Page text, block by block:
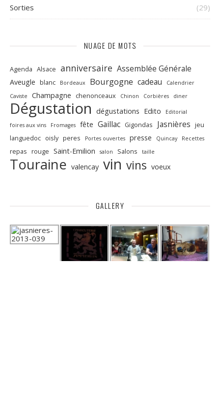
Sorties (29)
NUAGE DE MOTS
Agenda Alsace anniversaire Assemblée Générale
Aveugle blanc Bordeaux Bourgogne cadeau
Calendrier
Caviste
Champagne chenonceaux Chinon Corbières diner
Dégustation dégustations Edito
Editorial
foires aux vins
Fromages fête Gaillac Gigondas Jasnières jeu
languedoc oisly peres Portes ouvertes presse Quincay Recettes
repas rouge Saint-Emilion salon Salons taille
Touraine valencay vin vins voeux
GALLERY